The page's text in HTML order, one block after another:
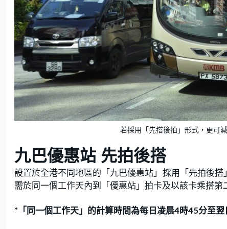
若採用「先搭後拍」形式，更可
九巴優惠站 先拍後搭
設置於全港不同地區的「九巴優惠站」採用「先拍後
需於同一個工作天內到「優惠站」拍卡及以該卡乘搭
*「同一個工作天」的計算時間為每日凌晨4時45分至